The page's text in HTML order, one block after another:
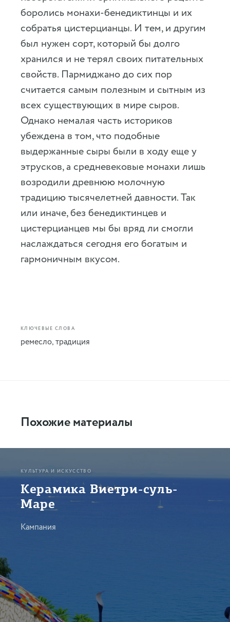
боролись монахи-бенедиктинцы и их
собратья цистерцианцы. И тем, и другим
был нужен сорт, который бы долго
хранился и не терял своих питательных
свойств. Пармиджано до сих пор
считается самым полезным и сытным из
всех существующих в мире сыров.
Однако немалая часть историков
убеждена в том, что подобные
выдержанные сыры были в ходу еще у
этрусков, а средневековые монахи лишь
возродили древнюю молочную
традицию тысячелетней давности. Так
или иначе, без бенедиктинцев и
цистерцианцев мы бы вряд ли смогли
наслаждаться сегодня его богатым и
гармоничным вкусом.
КЛЮЧЕВЫЕ СЛОВА
ремесло,традиция
Похожие материалы
КУЛЬТУРА И ИСКУССТВО
Керамика Виетри-суль-
Маре
Кампания